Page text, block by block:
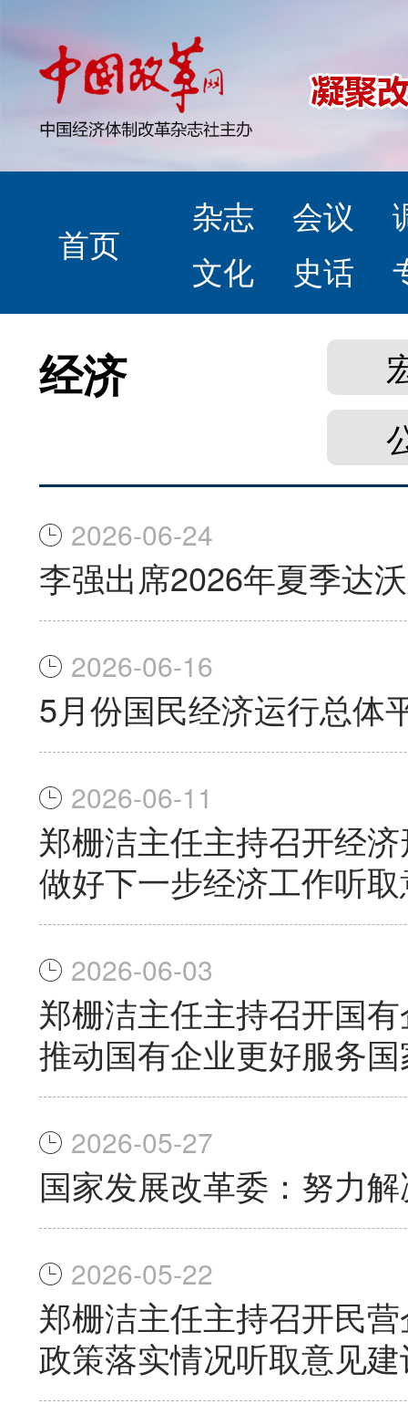
首页
杂志 会议
文化
史话
经济
2026-06-24
李强出席2026年夏季达
2026-06-16
5月份国民经济运行总体
2026-06-11
郑栅洁主任主持召开经
做好下一步经济工作听
2026-06-03
郑栅洁主任主持召开国
推动国有企业更好服务
2026-05-27
国家发展改革委：努力
2026-05-22
郑栅洁主任主持召开民
政策落实情况听取意见